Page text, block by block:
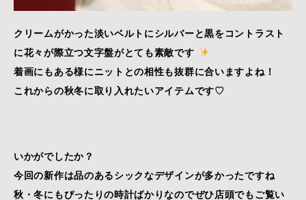
クリームがかった淡いベルトにシルバーと黒をコントラスト
に花々が際立つ文字盤がとても素敵です
着画にもある様にニットとの相性も抜群に合いますよね！
これからの秋冬に取り入れたいアイテムです♡
いかがでしたか？
今回の新作は品のあるシックなデザインが多かったですね
秋・冬にもぴったりの時計ばかりなのでぜひ店頭でもご覧い